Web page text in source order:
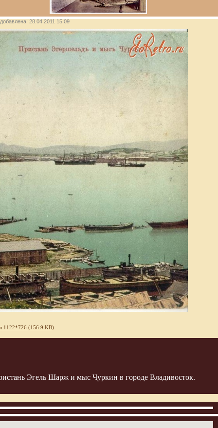
28.04.2011 15:09
1122*726 (156.9 KB)
Эгель Шарж и мыс Чуркин в городе Владивосток.